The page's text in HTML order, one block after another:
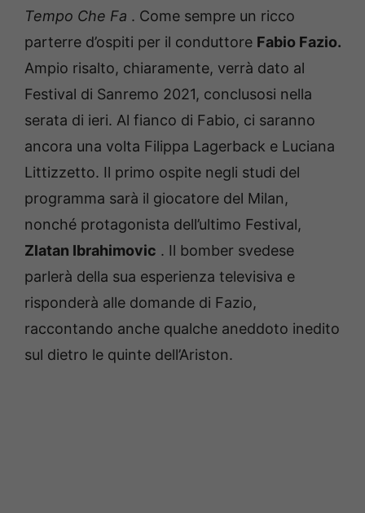
Tempo Che Fa . Come sempre un ricco
parterre d’ospiti per il conduttore Fabio Fazio.
Ampio risalto, chiaramente, verrà dato al
Festival di Sanremo 2021, conclusosi nella
serata di ieri. Al fianco di Fabio, ci saranno
ancora una volta Filippa Lagerback e Luciana
Littizzetto. Il primo ospite negli studi del
programma sarà il giocatore del Milan,
nonché protagonista dell’ultimo Festival,
Zlatan Ibrahimovic . Il bomber svedese
parlerà della sua esperienza televisiva e
risponderà alle domande di Fazio,
raccontando anche qualche aneddoto inedito
sul dietro le quinte dell’Ariston.